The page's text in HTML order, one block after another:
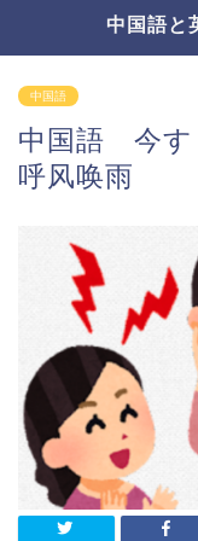
中国語
中国語
中国語 今す
呼风唤雨